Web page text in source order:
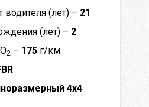
водителя (лет) – 21
(лет) – 2
2 – 175 г/км
4x4